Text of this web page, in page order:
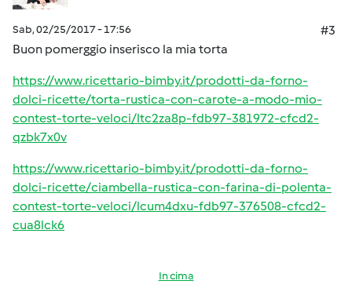
Sab, 02/25/2017 - 17:56
#3
Buon pomerggio inserisco la mia torta
https://www.ricettario-bimby.it/prodotti-da-forno-
dolci-ricette/torta-rustica-con-carote-a-modo-mio-
contest-torte-veloci/ltc2za8p-fdb97-381972-cfcd2-
qzbk7x0v
https://www.ricettario-bimby.it/prodotti-da-forno-
dolci-ricette/ciambella-rustica-con-farina-di-polenta-
contest-torte-veloci/lcum4dxu-fdb97-376508-cfcd2-
cua8lck6
In cima